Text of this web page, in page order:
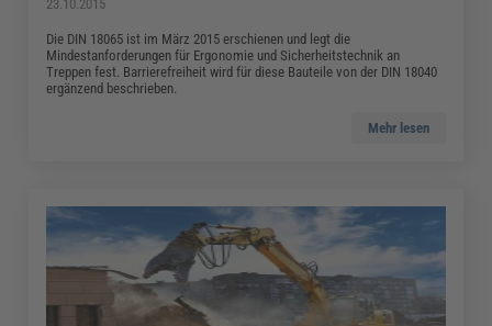
23.10.2015
Die DIN 18065 ist im März 2015 erschienen und legt die
Mindestanforderungen für Ergonomie und Sicherheitstechnik an
Treppen fest. Barrierefreiheit wird für diese Bauteile von der DIN 18040
ergänzend beschrieben.
Mehr lesen